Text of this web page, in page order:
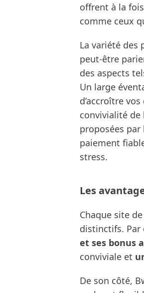
offrent à la
comme ceux
La variété des
peut-être
des aspects
Un large
d’accroître
convivialité de
proposées
paiement
stress.
Les
Chaque site
distinctifs. Par
et ses bonus
conviviale et
De son côté,